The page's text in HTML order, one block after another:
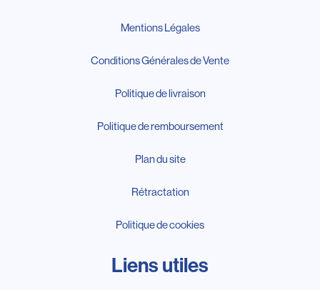
Mentions Légales
Conditions Générales de Vente
Politique de livraison
Politique de remboursement
Plan du site
Rétractation
Politique de cookies
Liens utiles